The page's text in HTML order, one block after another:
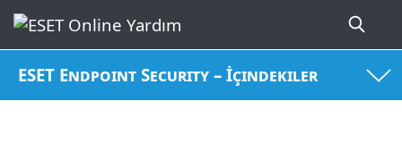
ESET Endpoint Security – İçindekiler